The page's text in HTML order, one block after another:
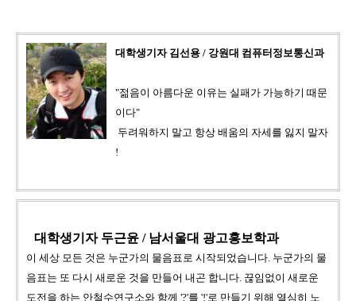
대학생기자 김선용 / 강원대 컴퓨터정보통신과
"젊음이 아름다운 이유는 실패가 가능하기 때문
이다"
두려워하지 말고 항상 배움의 자세를 잃지 말자
!
대학생기자 두근윤 / 남서울대 광고홍보학과
이 세상 모든 것은 누군가의 물음표로 시작되었습니다. 누군가의 물
음표는 또 다시 새로운 것을 만들어 내곤 합니다. 끊임없이 새로운
도전을 하는 안철수연구소와 함께 '?'를 '!'로 만들기 위해 열심히 노